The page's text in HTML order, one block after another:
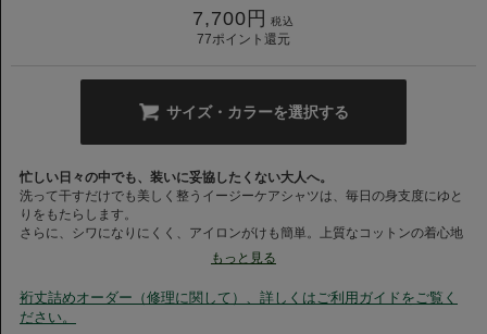
7,700 円 税込
77ポイント還元
サイズ・カラーを選択する
忙しい日々の中でも、装いに妥協したくない大人へ。
洗って干すだけでも美しく整うイージーケアシャツは、毎日の身支度にゆと
りをもたらします。
さらに、シワになりにくく、アイロンがけも簡単。上質なコットンの着心地
と、日々のお手入れのしやすさを両立した、現代のライフスタイルに寄り添
忙しい朝の味方に。自然に“整う”イージーケアシャツをぜひご体感くださ
い。
もっと見る
裄丈詰めオーダー（修理に関して）、詳しくはご利用ガイドをご覧く
ださい。